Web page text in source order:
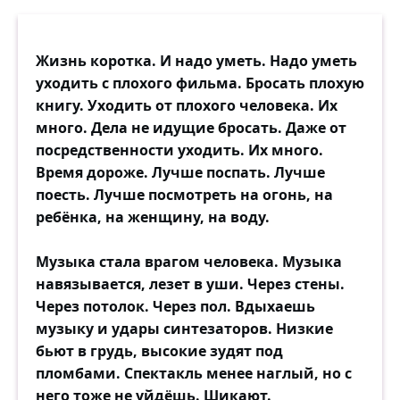
Жизнь коротка. И надо уметь. Надо уметь
уходить с плохого фильма. Бросать плохую
книгу. Уходить от плохого человека. Их
много. Дела не идущие бросать. Даже от
посредственности уходить. Их много.
Время дороже. Лучше поспать. Лучше
поесть. Лучше посмотреть на огонь, на
ребёнка, на женщину, на воду.
Музыка стала врагом человека. Музыка
навязывается, лезет в уши. Через стены.
Через потолок. Через пол. Вдыхаешь
музыку и удары синтезаторов. Низкие
бьют в грудь, высокие зудят под
пломбами. Спектакль менее наглый, но с
него тоже не уйдёшь. Шикают.